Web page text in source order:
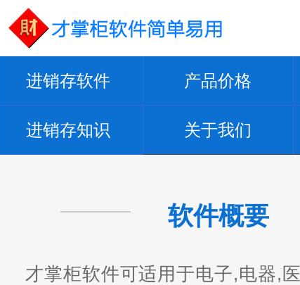
进销存软件 产品价格
进销存知识 关于我们
软件概要
才掌柜软件可适用于电子,电器,